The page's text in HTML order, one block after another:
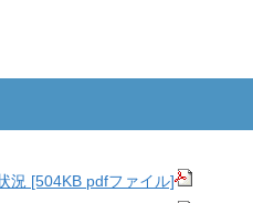
況 [504KB pdfファイル]